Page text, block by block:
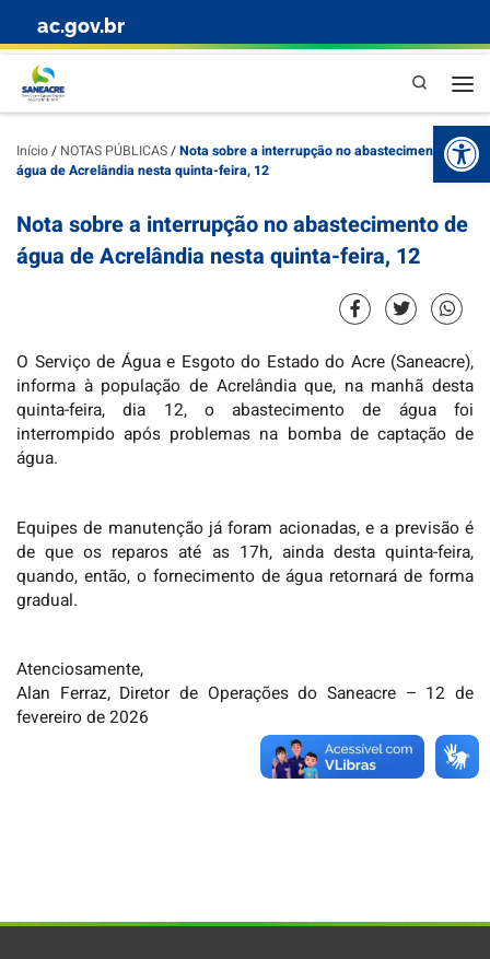
Skip to content
ac.gov.br
Pesquisa
Início/ NOTAS PÚBLICAS/Nota sobre a interrupção no abastecimento de
água de Acrelândia nesta quinta-feira, 12
Nota sobre a interrupção no abastecimento de
água de Acrelândia nesta quinta-feira, 12
O Serviço de Água e Esgoto do Estado do Acre (Saneacre),
informa à população de Acrelândia que, na manhã desta
quinta-feira, dia 12, o abastecimento de água foi
interrompido após problemas na bomba de captação de
água.
Equipes de manutenção já foram acionadas, e a previsão é
de que os reparos até as 17h, ainda desta quinta-feira,
quando, então, o fornecimento de água retornará de forma
gradual.
Atenciosamente,
Alan Ferraz, Diretor de Operações do Saneacre – 12 de
fevereiro de 2026